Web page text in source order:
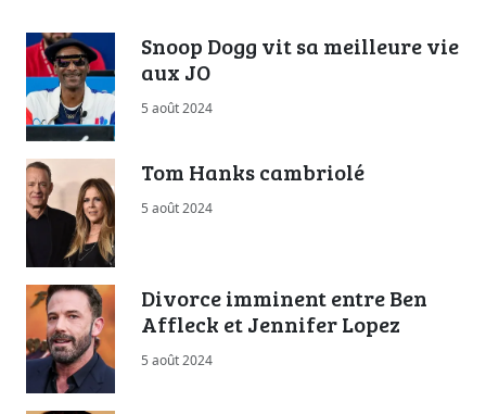
Snoop Dogg vit sa meilleure vie
aux JO
5 août 2024
Tom Hanks cambriolé
5 août 2024
Divorce imminent entre Ben
Affleck et Jennifer Lopez
5 août 2024